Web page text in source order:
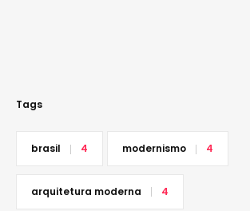
Tags
brasil 4 modernismo 4
arquitetura moderna 4